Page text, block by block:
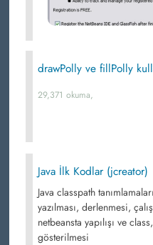
drawPolly ve fillPolly
29,371 okuma,
Java İlk Kodlar (jcreator)
Java classpath
yazılması, derlenmesi,
netbeansta yapılışı ve
gösterilmesi